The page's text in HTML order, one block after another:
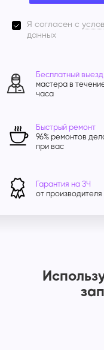
Я согласен с
данных
Бесплатный выезд
мастера в течение
часа
Быстрый ремонт
96% ремонтов
при вас
Гарантия на ЗЧ
от производителя